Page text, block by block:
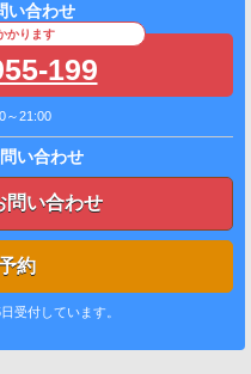
い合わせ
かります
199
～21:00
い合わせ
問い合わせ
約
受付しています。